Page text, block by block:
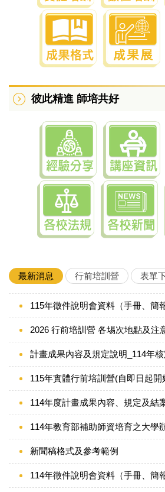
彼此精進 師培共好
最新消息 行前培訓營 表單
115年徵件說明會資料（手冊、簡
2026 行前培訓營 各埸次地點及注
計畫成果內容及規定說明_114年
115年實體行前培訓營(自即日起開
114年度計畫成果內容、規定及結
新聞稿格式及參考範例